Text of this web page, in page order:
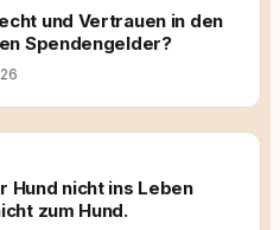
und Vertrauen in den
Spendengelder?
Hund nicht ins Leben
zum Hund.